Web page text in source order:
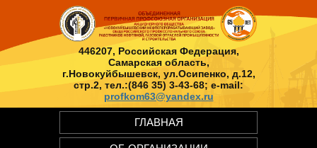
446207, Российская Федерация,
Самарская область,
г.Новокуйбышевск, ул.Осипенко, д.12,
стр.2, тел.:(846 35) 3-43-68; e-mail:
profkom63@yandex.ru
ГЛАВНАЯ